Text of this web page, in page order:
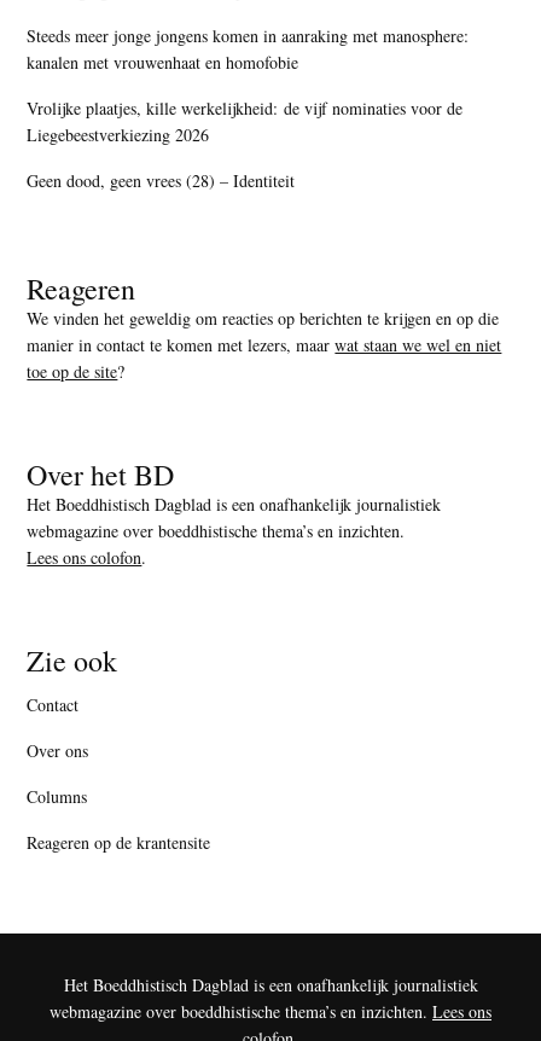
Steeds meer jonge jongens komen in aanraking met manosphere:
kanalen met vrouwenhaat en homofobie
Vrolijke plaatjes, kille werkelijkheid: de vijf nominaties voor de
Liegebeestverkiezing 2026
Geen dood, geen vrees (28) – Identiteit
Reageren
We vinden het geweldig om reacties op berichten te krijgen en op die
manier in contact te komen met lezers, maarwat staan we wel en niet
toe op de site?
Over het BD
Het Boeddhistisch Dagblad is een onafhankelijk journalistiek
webmagazine over boeddhistische thema’s en inzichten.
Lees ons colofon.
Zie ook
Contact
Over ons
Columns
Reageren op de krantensite
Het Boeddhistisch Dagblad is een onafhankelijk journalistiek
webmagazine over boeddhistische thema’s en inzichten. Lees ons